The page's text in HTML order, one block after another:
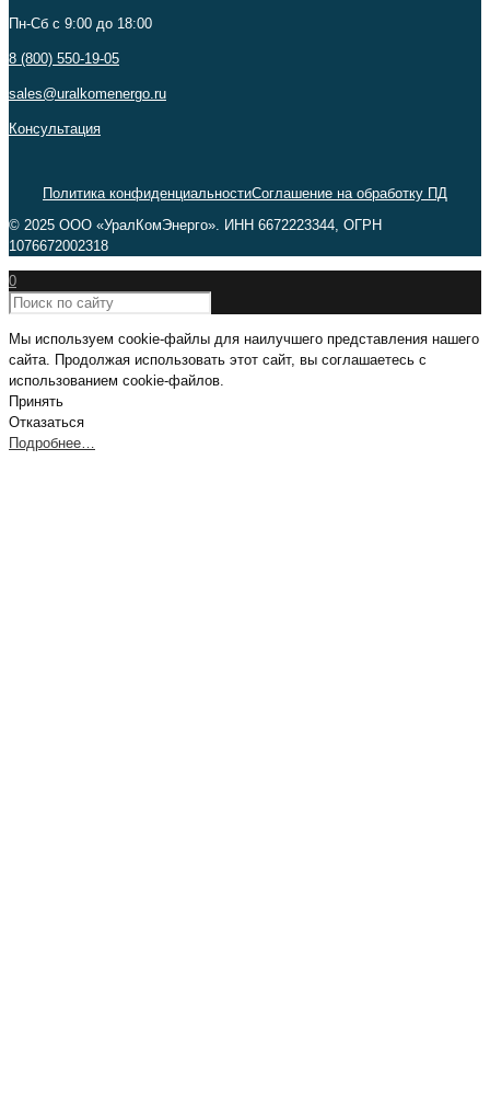
Пн-Сб c 9:00 до 18:00
8 (800) 550-19-05
sales@uralkomenergo.ru
Консультация
Политика конфиденциальностиСоглашение на обработку ПД
© 2025 ООО «УралКомЭнерго». ИНН 6672223344, ОГРН
1076672002318
0
Мы используем cookie-файлы для наилучшего представления нашего
сайта. Продолжая использовать этот сайт, вы соглашаетесь с
использованием cookie-файлов.
Принять
Отказаться
Подробнее…